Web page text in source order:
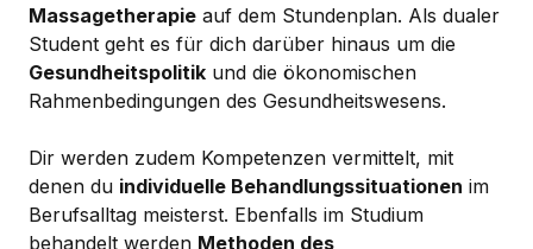
Massagetherapie auf dem Stundenplan. Als dualer
Student geht es für dich darüber hinaus um die
Gesundheitspolitik und die ökonomischen
Rahmenbedingungen des Gesundheitswesens.
Dir werden zudem Kompetenzen vermittelt, mit
denen du individuelle Behandlungssituationen im
Berufsalltag meisterst. Ebenfalls im Studium
behandelt werden Methoden des